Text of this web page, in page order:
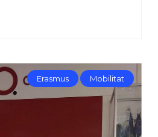
Erasmus Mobilitat